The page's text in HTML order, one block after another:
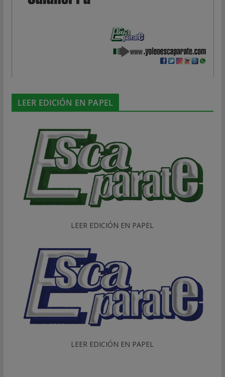
LEER EDICIÓN EN PAPEL
LEER EDICIÓN EN PAPEL
LEER EDICIÓN EN PAPEL